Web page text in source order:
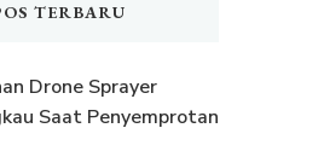
TERBARU
Drone Sprayer
Saat Penyemprotan